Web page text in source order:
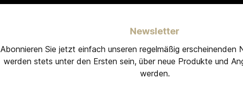
Newsletter
Abonnieren Sie jetzt einfach unseren regelmäßig erscheinenden
werden stets unter den Ersten sein, über neue Produkte und
werden.